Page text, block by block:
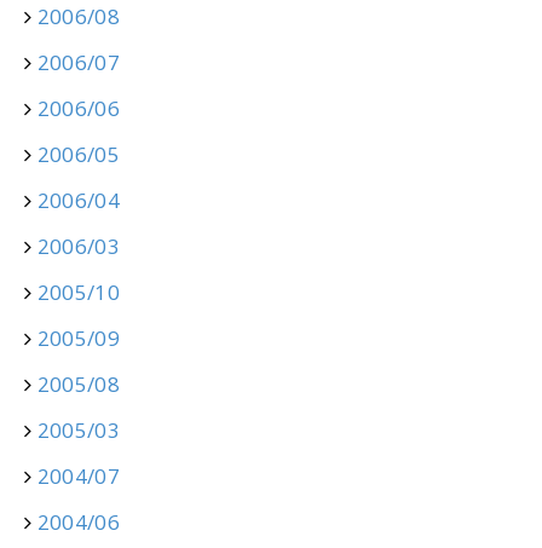
2006/08
2006/07
2006/06
2006/05
2006/04
2006/03
2005/10
2005/09
2005/08
2005/03
2004/07
2004/06